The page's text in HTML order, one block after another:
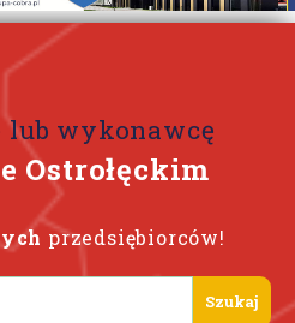
lub wykonawcę
Ostrołęckim
przedsiębiorców!